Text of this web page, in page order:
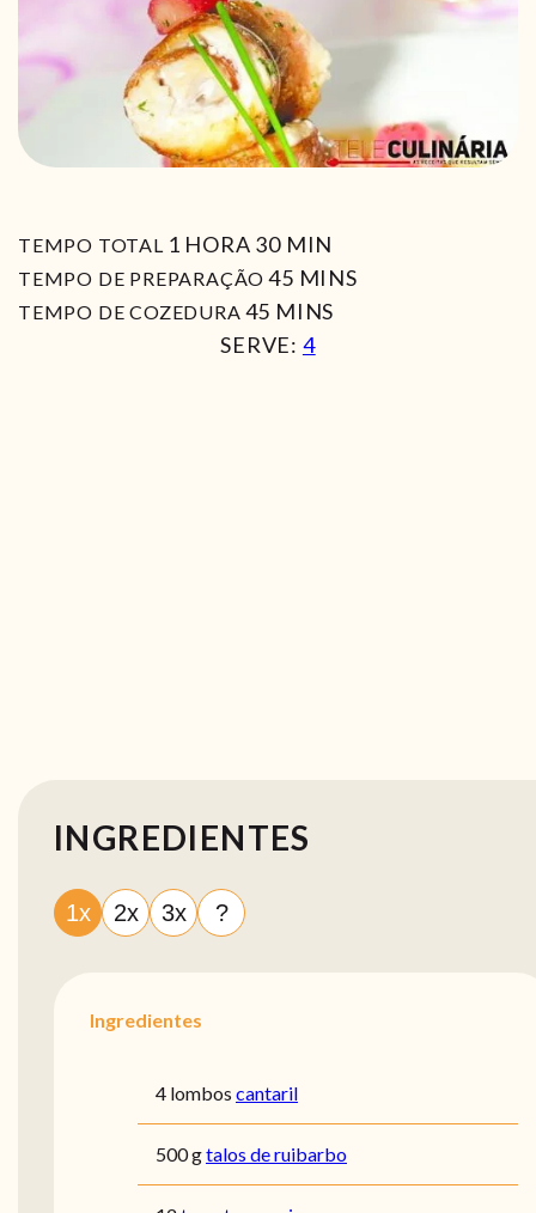
TEMPO TOTAL 1 HORA
HORA 30MIN
MIN
TEMPO DE PREPARAÇÃO 45MIN
MINS
TEMPO DE COZEDURA 45 MIN
MINS
SERVE: 4
INGREDIENTES
1x 2x 3x ?
Ingredientes
4 lombos cantaril
500 gtalos de ruibarbo